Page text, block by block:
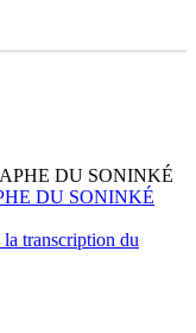
DU SONINKÉ
transcription du